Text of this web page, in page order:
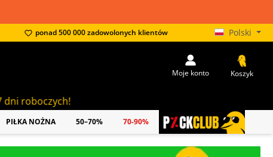
ponad 500 000 zadowolonych klientów Polski
Moje konto Koszyk
PIŁKA NOŻNA 50–70% 70-90% PICKCLUB